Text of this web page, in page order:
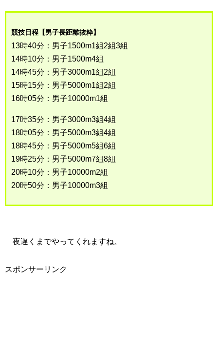
競技日程【男子長距離抜粋】
13時40分：男子1500m1組2組3組
14時10分：男子1500m4組
14時45分：男子3000m1組2組
15時15分：男子5000m1組2組
16時05分：男子10000m1組
17時35分：男子3000m3組4組
18時05分：男子5000m3組4組
18時45分：男子5000m5組6組
19時25分：男子5000m7組8組
20時10分：男子10000m2組
20時50分：男子10000m3組
夜遅くまでやってくれますね。
スポンサーリンク